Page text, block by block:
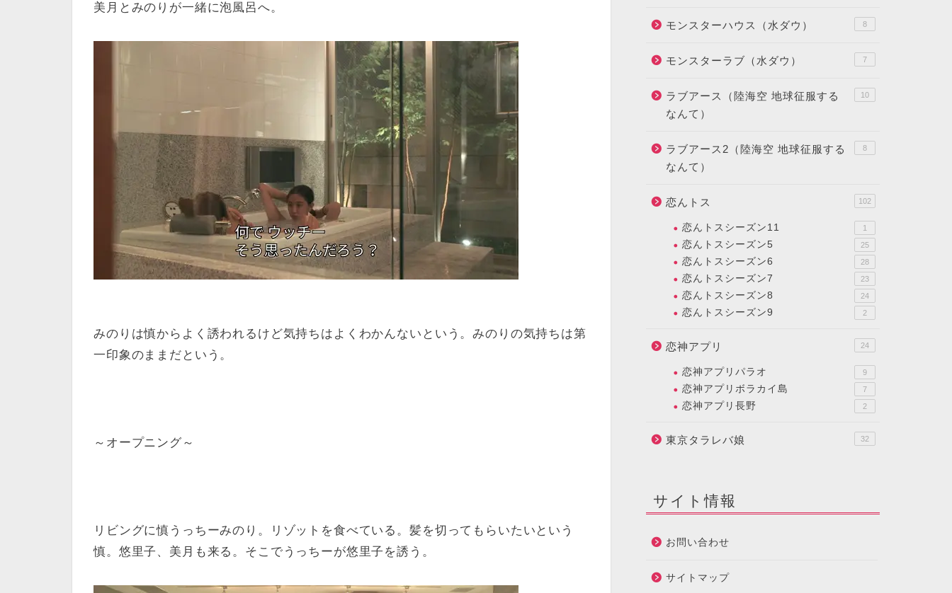
美月とみのりが一緒に泡風呂へ。
みのりは慎からよく誘われるけど気持ちはよくわかんないという。みのりの気持ちは第
一印象のままだという。
～オープニング～
リビングに慎うっちーみのり。リゾットを食べている。髪を切ってもらいたいという
慎。悠里子、美月も来る。そこでうっちーが悠里子を誘う。
モンスターハウス（水ダウ） 8
モンスターラブ（水ダウ） 7
ラブアース（陸海空 地球征服する
なんて）
10
ラブアース2（陸海空 地球征服する
なんて）
8
恋んトス 102
恋んトスシーズン11 1
恋んトスシーズン5 25
恋んトスシーズン6 28
恋んトスシーズン7 23
恋んトスシーズン8 24
恋んトスシーズン9 2
恋神アプリ 24
恋神アプリパラオ 9
恋神アプリボラカイ島 7
恋神アプリ長野 2
東京タラレバ娘 32
サイト情報
お問い合わせ
サイトマップ